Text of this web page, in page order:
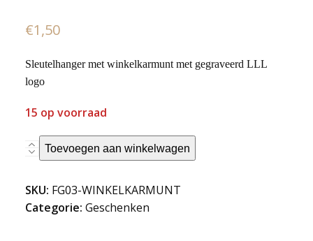
€1,50
Sleutelhanger met winkelkarmunt met gegraveerd LLL
logo
15 op voorraad
Sleutelhanger
met
winkelkarmunt
aantal
Toevoegen aan winkelwagen
SKU: FG03-WINKELKARMUNT
Categorie: Geschenken